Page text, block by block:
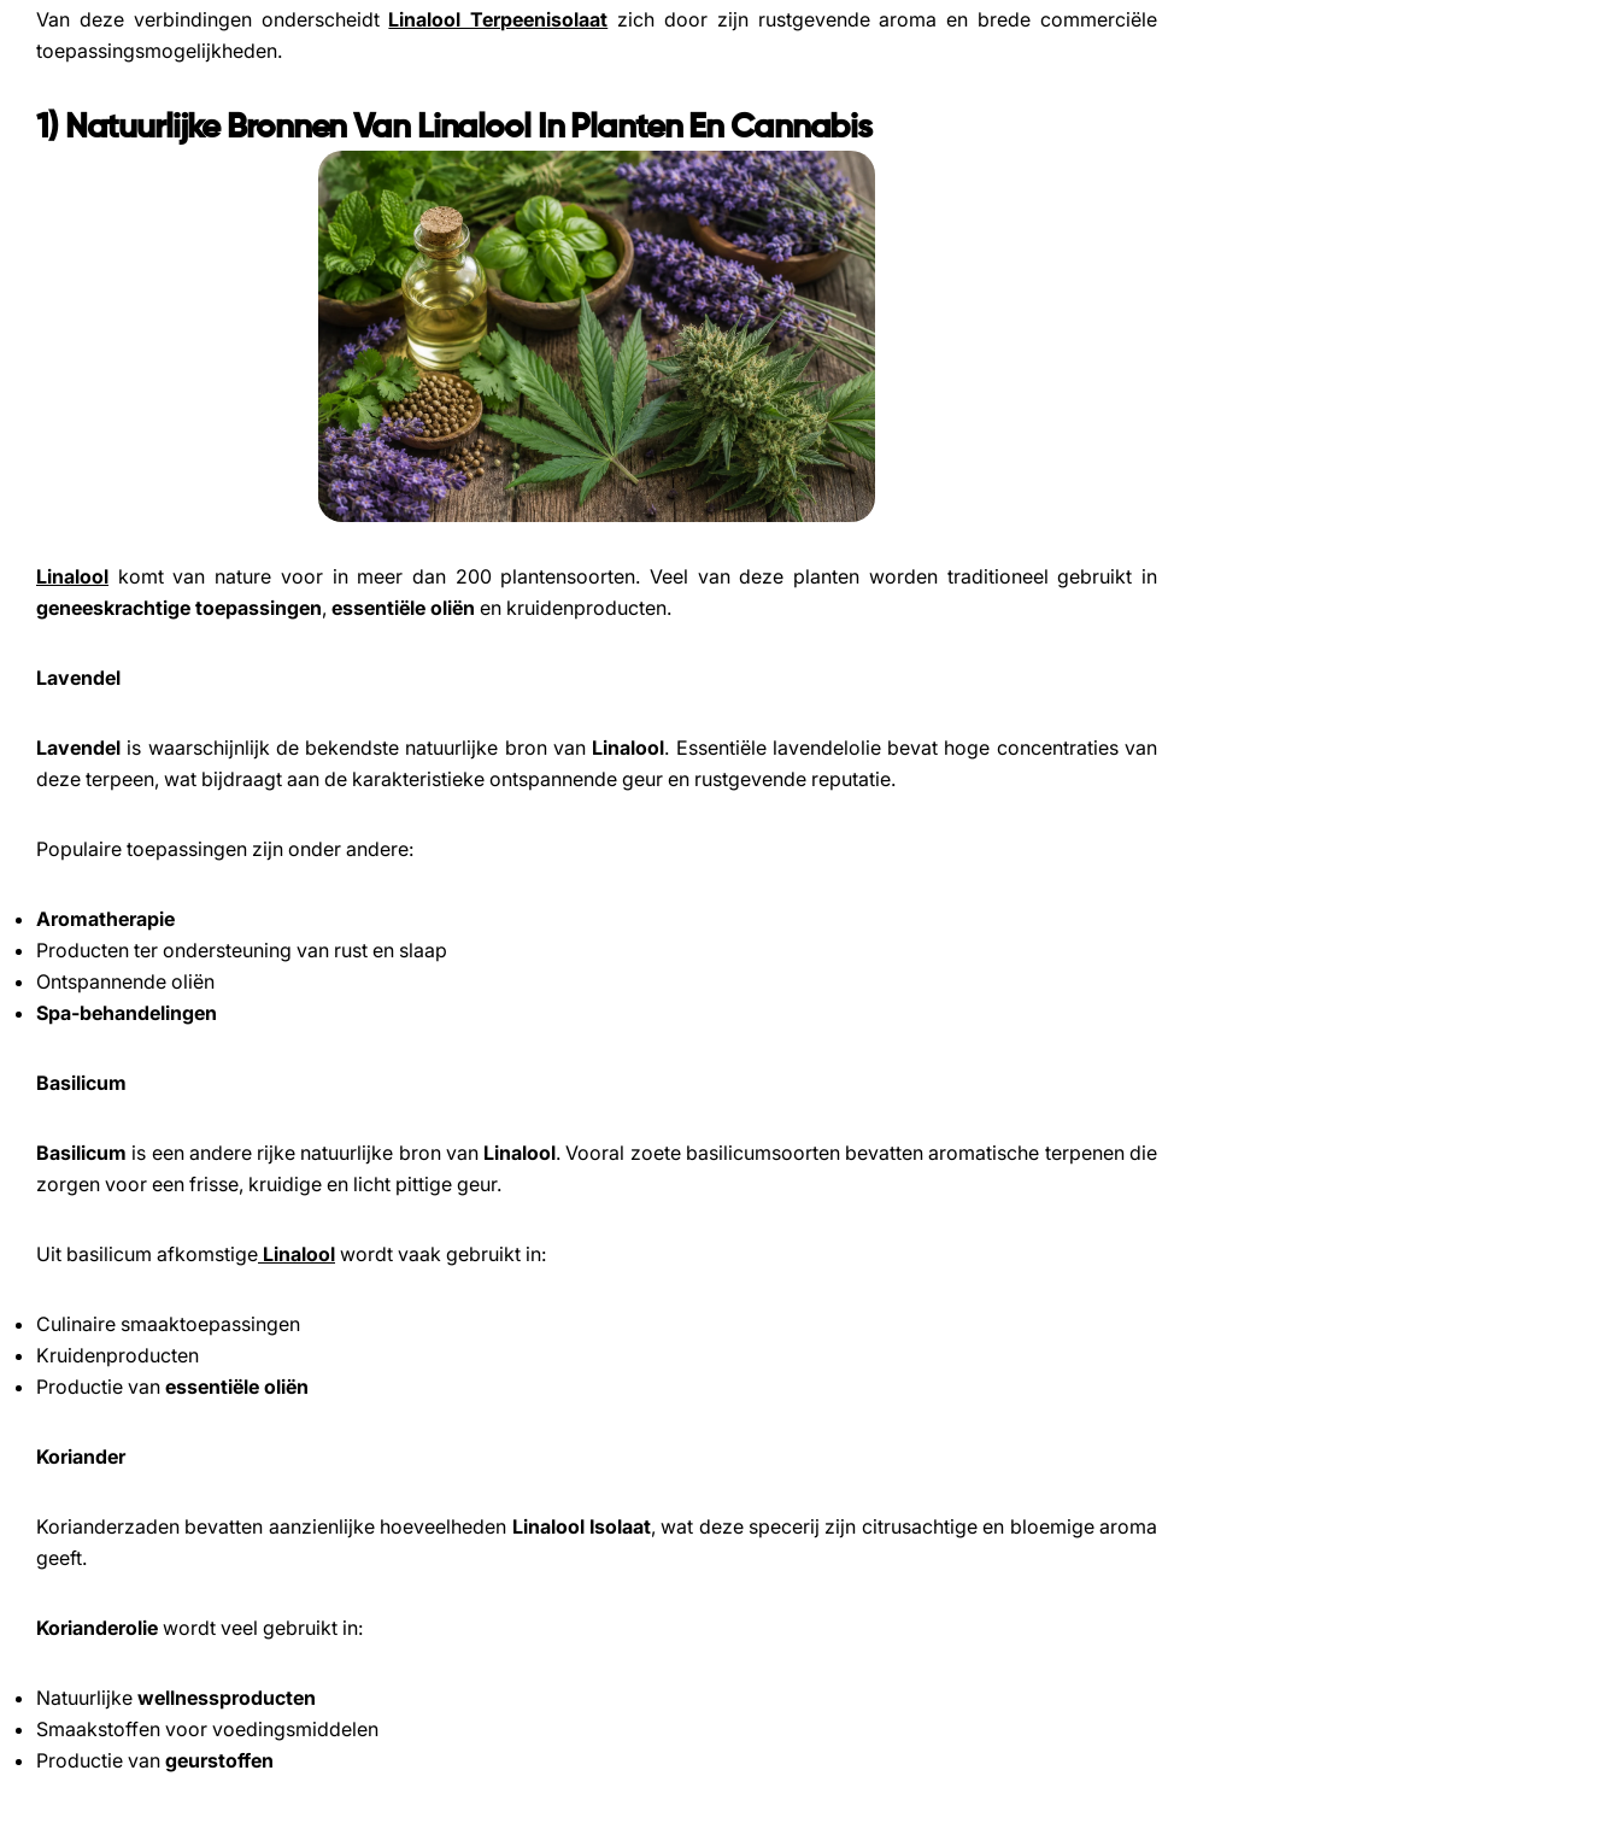
Van deze verbindingen onderscheidt Linalool Terpeenisolaat zich door zijn rustgevende aroma en brede commerciële
toepassingsmogelijkheden.
1) Natuurlijke Bronnen Van Linalool In Planten En Cannabis
Linalool komt van nature voor in meer dan 200 plantensoorten. Veel van deze planten worden traditioneel gebruikt in
geneeskrachtige toepassingen, essentiële oliën en kruidenproducten.
Lavendel
Lavendel is waarschijnlijk de bekendste natuurlijke bron van Linalool. Essentiële lavendelolie bevat hoge concentraties van
deze terpeen, wat bijdraagt aan de karakteristieke ontspannende geur en rustgevende reputatie.
Populaire toepassingen zijn onder andere:
Aromatherapie
Producten ter ondersteuning van rust en slaap
Ontspannende oliën
Spa-behandelingen
Basilicum
Basilicum is een andere rijke natuurlijke bron van Linalool. Vooral zoete basilicumsoorten bevatten aromatische terpenen die
zorgen voor een frisse, kruidige en licht pittige geur.
Uit basilicum afkomstige Linalool wordt vaak gebruikt in:
Culinaire smaaktoepassingen
Kruidenproducten
Productie van essentiële oliën
Koriander
Korianderzaden bevatten aanzienlijke hoeveelheden Linalool Isolaat, wat deze specerij zijn citrusachtige en bloemige aroma
geeft.
Korianderolie wordt veel gebruikt in:
Natuurlijke wellnessproducten
Smaakstoffen voor voedingsmiddelen
Productie van geurstoffen
Share This Article
Share
on
Facebook
Share
on
X
Pin
on
Pinterest